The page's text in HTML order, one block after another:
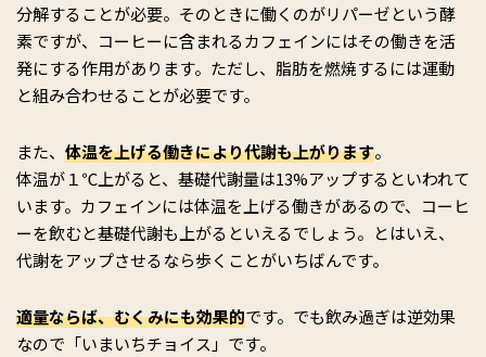
分解することが必要。そのときに働くのがリパーゼという酵
素ですが、コーヒーに含まれるカフェインにはその働きを活
発にする作用があります。ただし、脂肪を燃焼するには運動
と組み合わせることが必要です。
また、 体温を上げる働きにより代謝も上がります。
体温が１℃上がると、基礎代謝量は13%アップするといわれて
います。カフェインには体温を上げる働きがあるので、コーヒ
ーを飲むと基礎代謝も上がるといえるでしょう。とはいえ、
代謝をアップさせるなら歩くことがいちばんです。
適量ならば、むくみにも効果的です。でも飲み過ぎは逆効果
なので「いまいちチョイス」です。